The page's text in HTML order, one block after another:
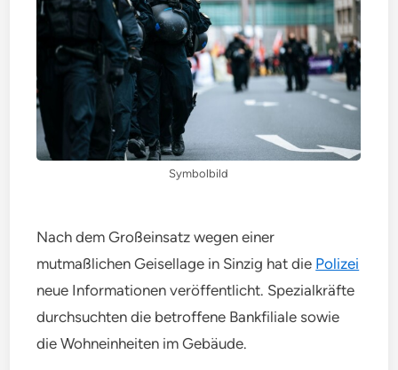
Symbolbild
Nach dem Großeinsatz wegen einer
mutmaßlichen Geisellage in Sinzig hat die Polizei
neue Informationen veröffentlicht. Spezialkräfte
durchsuchten die betroffene Bankfiliale sowie
die Wohneinheiten im Gebäude.